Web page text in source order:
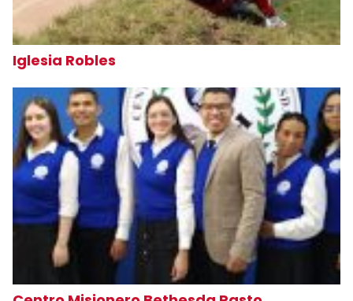
Iglesia Robles